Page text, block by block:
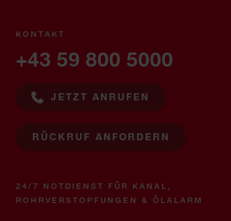
KONTAKT
+43 59 800 5000
JETZT ANRUFEN
RÜCKRUF ANFORDERN
24/7 NOTDIENST FÜR KANAL,
ROHRVERSTOPFUNGEN & ÖLALARM